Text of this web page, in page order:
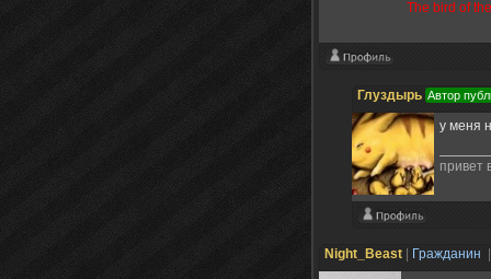
The bird of
Глуздырь Автор
у меня
привет
Night_Beast Гражданин